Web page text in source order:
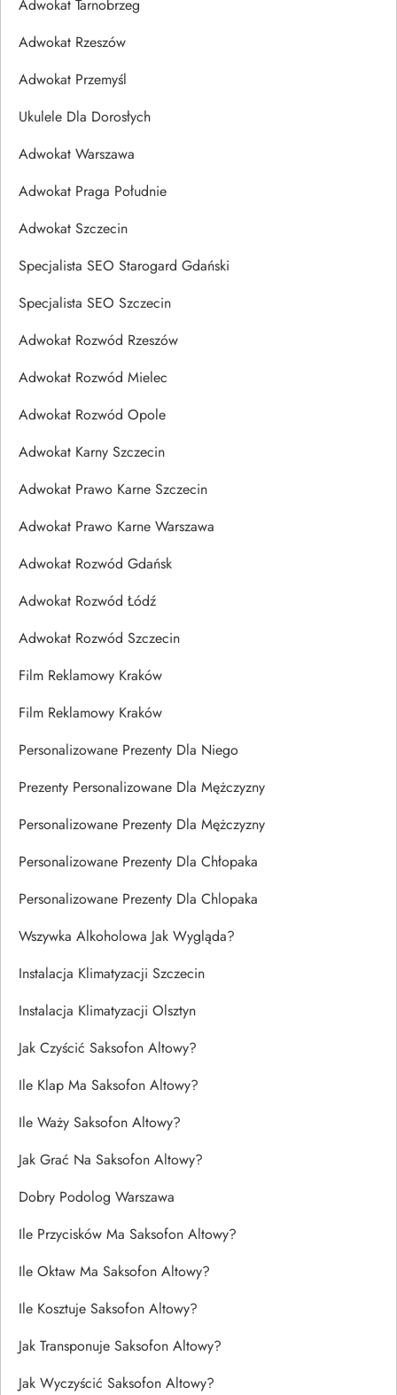
Adwokat Tarnobrzeg
Adwokat Rzeszów
Adwokat Przemyśl
Ukulele Dla Dorosłych
Adwokat Warszawa
Adwokat Praga Południe
Adwokat Szczecin
Specjalista SEO Starogard Gdański
Specjalista SEO Szczecin
Adwokat Rozwód Rzeszów
Adwokat Rozwód Mielec
Adwokat Rozwód Opole
Adwokat Karny Szczecin
Adwokat Prawo Karne Szczecin
Adwokat Prawo Karne Warszawa
Adwokat Rozwód Gdańsk
Adwokat Rozwód Łódź
Adwokat Rozwód Szczecin
Film Reklamowy Kraków
Film Reklamowy Kraków
Personalizowane Prezenty Dla Niego
Prezenty Personalizowane Dla Mężczyzny
Personalizowane Prezenty Dla Mężczyzny
Personalizowane Prezenty Dla Chłopaka
Personalizowane Prezenty Dla Chlopaka
Wszywka Alkoholowa Jak Wygląda?
Instalacja Klimatyzacji Szczecin
Instalacja Klimatyzacji Olsztyn
Jak Czyścić Saksofon Altowy?
Ile Klap Ma Saksofon Altowy?
Ile Waży Saksofon Altowy?
Jak Grać Na Saksofon Altowy?
Dobry Podolog Warszawa
Ile Przycisków Ma Saksofon Altowy?
Ile Oktaw Ma Saksofon Altowy?
Ile Kosztuje Saksofon Altowy?
Jak Transponuje Saksofon Altowy?
Jak Wyczyścić Saksofon Altowy?